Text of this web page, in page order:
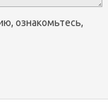
ознакомьтесь,